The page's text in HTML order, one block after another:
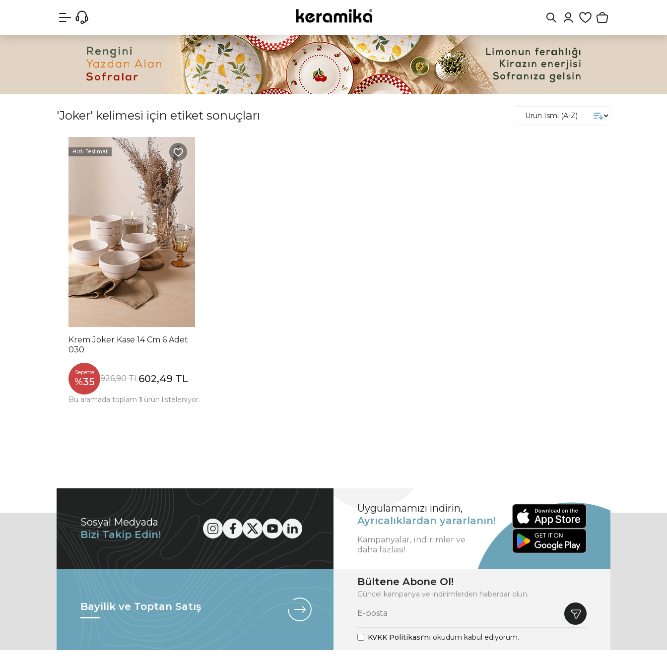
'Joker' kelimesi için etiket sonuçları
Hızlı Teslimat
Krem Joker Kase 14 Cm 6 Adet
030
Sepette
%35 926,90 TL602,49 TL
Bu aramada toplam 1 ürün listeleniyor.
Sosyal Medyada
Bizi Takip Edin!
Uygulamamızı indirin,
Ayrıcalıklardan yararlanın!
Kampanyalar, indirimler ve
daha fazlası!
Bayilik ve Toptan Satış
Bültene Abone Ol!
Güncel kampanya ve indirimlerden haberdar olun.
KVKK Politikası'nı okudum kabul ediyorum.